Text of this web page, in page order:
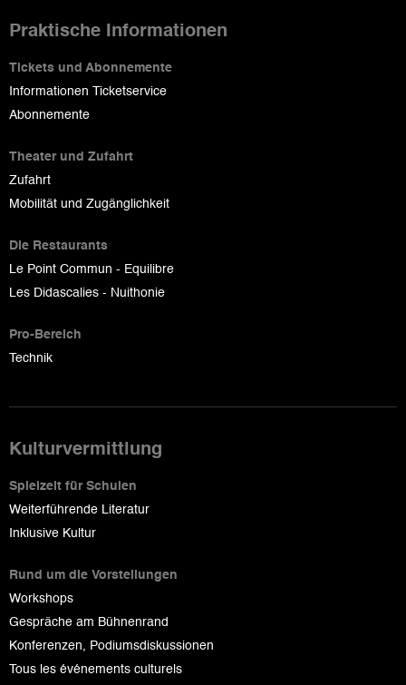
Praktische Informationen
Tickets und Abonnemente
Informationen Ticketservice
Abonnemente
Theater und Zufahrt
Zufahrt
Mobilität und Zugänglichkeit
Die Restaurants
Le Point Commun - Equilibre
Les Didascalies - Nuithonie
Pro-Bereich
Technik
Kulturvermittlung
Spielzeit für Schulen
Weiterführende Literatur
Inklusive Kultur
Rund um die Vorstellungen
Workshops
Gespräche am Bühnenrand
Konferenzen, Podiumsdiskussionen
Tous les événements culturels